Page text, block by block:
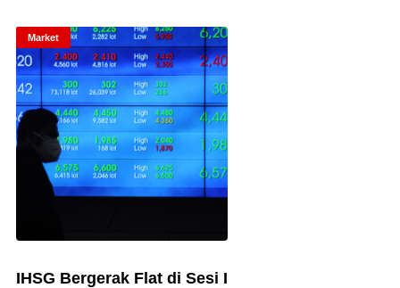
Market
IHSG Bergerak Flat di Sesi I